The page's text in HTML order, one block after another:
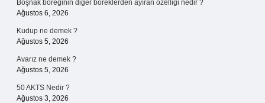
Boşnak böreğinin diğer böreklerden ayıran özelliği nedir ?
Ağustos 6, 2026
Kudup ne demek ?
Ağustos 5, 2026
Avarız ne demek ?
Ağustos 5, 2026
50 AKTS Nedir ?
Ağustos 3, 2026